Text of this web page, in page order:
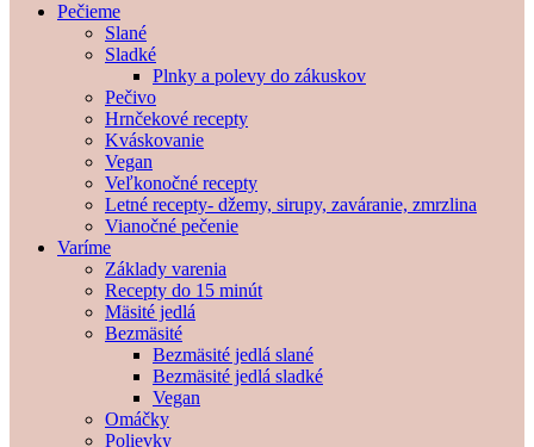
Pečieme
Slané
Sladké
Plnky a polevy do zákuskov
Pečivo
Hrnčekové recepty
Kváskovanie
Vegan
Veľkonočné recepty
Letné recepty- džemy, sirupy, zaváranie, zmrzlina
Vianočné pečenie
Varíme
Základy varenia
Recepty do 15 minút
Mäsité jedlá
Bezmäsité
Bezmäsité jedlá slané
Bezmäsité jedlá sladké
Vegan
Omáčky
Polievky